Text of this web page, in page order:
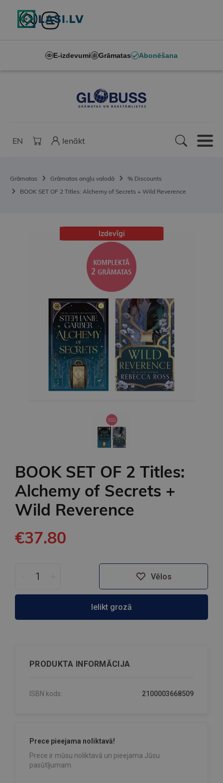
E-izdevumi Grāmatas Abonēšana
EN Ienākt
Grāmatas Grāmatas angļu valodā
% Discounts
BOOK SET OF 2 Titles: Alchemy of Secrets + Wild Reverence
Izdevīgi
BOOK SET OF 2 Titles:
Alchemy of Secrets +
Wild Reverence
€37.80
Vēlos
Ielikt grozā
PRODUKTA INFORMĀCIJA
ISBN kods: 2100003668509
Prece pieejama noliktavā!
Prece ir mūsu noliktavā un pieejama Jūsu
pasūtījumam.